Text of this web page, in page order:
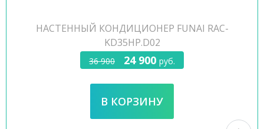
НАСТЕННЫЙ КОНДИЦИОНЕР FUNAI RAC-
KD35HP.D02
36 900 24 900 руб.